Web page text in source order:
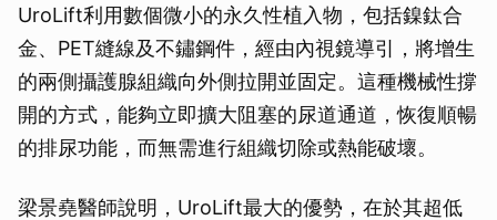
UroLift利用數個微小的永久性植入物，包括鎳鈦合
金、PET縫線及不鏽鋼件，經由內視鏡導引，將增生
的兩側攝護腺組織向外側拉開並固定。這種機械性撐
開的方式，能夠立即擴大阻塞的尿道通道，恢復順暢
的排尿功能，而無需進行組織切除或熱能破壞。
梁景堯醫師說明，UroLift最大的優勢，在於其超低